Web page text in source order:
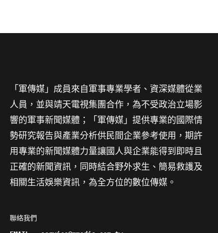
「軍傳媒」成員來自軍事專業學者、資深媒體從業
人員，並與靖天電視集團合作，為不受政治立場影
響的軍事新聞媒體；「軍傳媒」提供專業的國際情
勢研究報告與產業分析供民間企業參考使用，期許
用專業的新聞媒體力量讓國人與企業能得到即時且
正確的新聞資訊，同時結合野外求生、簡易救護及
相關生活娛樂資訊，為全方位的數位傳媒。
聯絡我們